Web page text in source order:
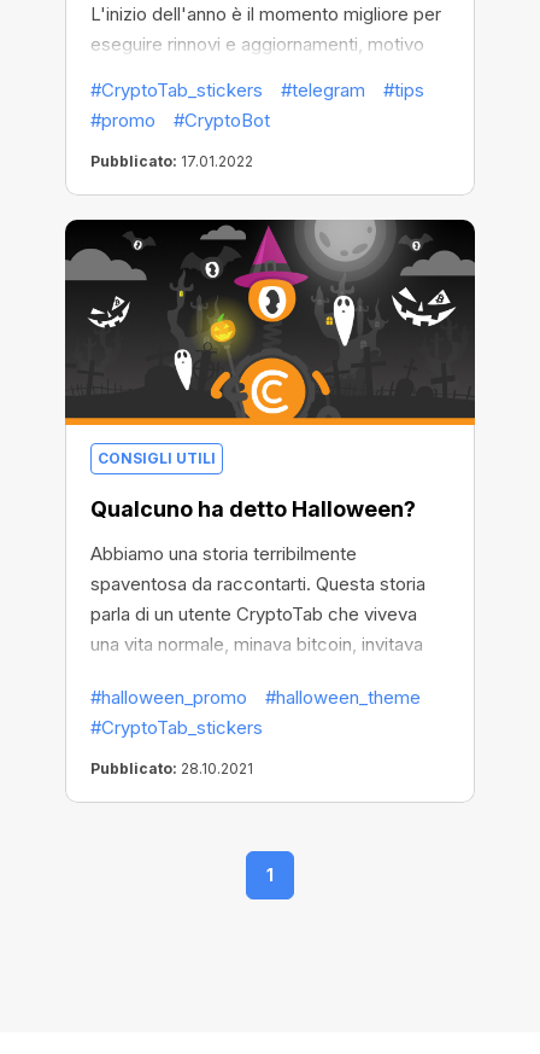
L'inizio dell'anno è il momento migliore per
eseguire rinnovi e aggiornamenti, motivo
pacchetto di sticker rinnovato avente
come protagonista il nostro eroe: il carino e
simpatico CryptoBot. Ciò significa più
attività quotidiane e ricreative, trucchi e
burle con il simpatico robot arancione!
Cos'altro può fare? Ha dei superpoteri?
#CryptoTab_stickers #telegram
#tips
#promo
#CryptoBot
Pubblicato: 17.01.2022
CONSIGLI UTILI
Qualcuno ha detto Halloween?
Abbiamo una storia terribilmente
spaventosa da raccontarti. Questa storia
parla di un utente CryptoTab che viveva
una vita normale, minava bitcoin, invitava
controllava Telegram, e quindi accadde una
cosa orribile... si perse tutti gli adesivi
CryptoBot!
#halloween_promo
#halloween_theme
#CryptoTab_stickers
Pubblicato: 28.10.2021
1